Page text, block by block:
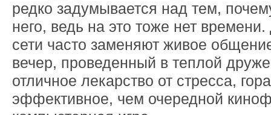
редко задумывается над тем,
него, ведь на это тоже нет
сети часто заменяют живое
вечер, проведенный в теплой
отличное лекарство от стресса,
эффективное, чем очередной